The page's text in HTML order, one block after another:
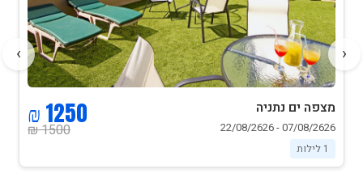
מצפה ים נתניה
07/08/2626 - 22/08/2626
1 לילות
1500 ₪
1250 ₪
‹
›